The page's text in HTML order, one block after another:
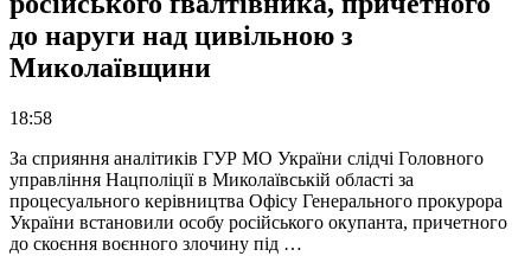
до наруги над цивільною з
Миколаївщини
18:58
За сприяння аналітиків ГУР МО України слідчі Головного
управління Нацполіції в Миколаївській області за
процесуального керівництва Офісу Генерального прокурора
України встановили особу російського окупанта, причетного
до скоєння воєнного злочину під …